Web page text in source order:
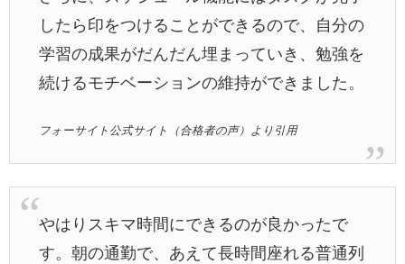
したら印をつけることができるので、自分の
学習の成果がだんだん埋まっていき、勉強を
続けるモチベーションの維持ができました。
フォーサイト公式サイト（合格者の声）より引用
やはりスキマ時間にできるのが良かったで
す。朝の通勤で、あえて長時間座れる普通列